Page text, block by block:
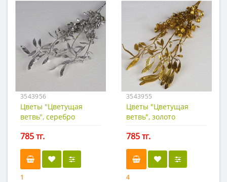
3543956
Цветы "Цветущая
ветвь", серебро
785 тг.
1
3543955
Цветы "Цветущая
ветвь", золото
785 тг.
4